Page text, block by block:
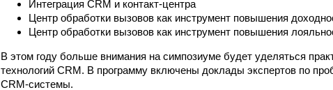
Интеграция CRM и контакт-центра
Центр обработки вызовов как инструмент повышения
Центр обработки вызовов как инструмент повышения
В этом году больше внимания на симпозиуме будет уделяться
технологий CRM. В программу включены доклады экспертов по
CRM-системы.